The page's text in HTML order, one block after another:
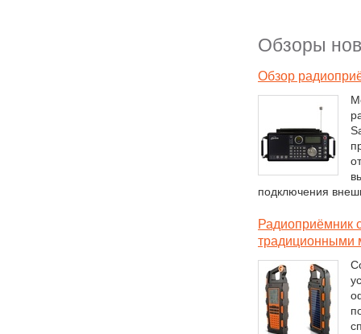
Обзоры
Обзор
подключения
Радиоприёмник
традиционными